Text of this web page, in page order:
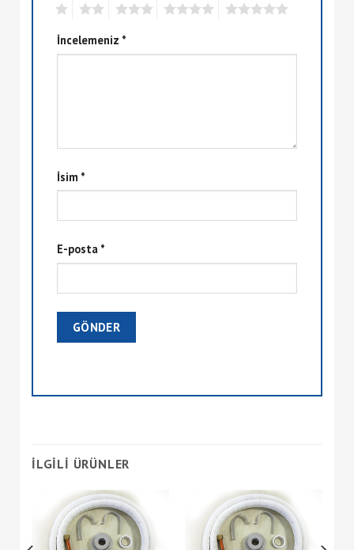
İncelemeniz *
İsim *
E-posta *
İLGILI ÜRÜNLER